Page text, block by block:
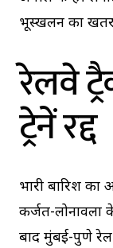
भूस्खलन का
रेलवे
ट्रेनें रद्द
भारी बारिश
कर्जत-
बाद मुंबई-पुणे रेल